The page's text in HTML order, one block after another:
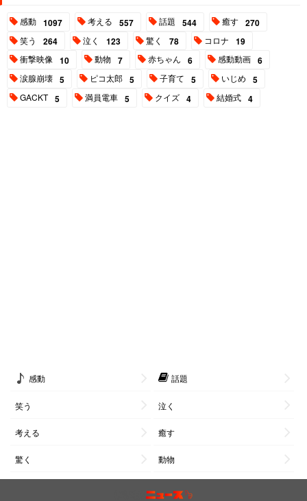
感動 1097 考える 557 話題 544 癒す 270
笑う 264 泣く 123 驚く 78 コロナ 19
衝撃映像 10 動物 7 赤ちゃん 6 感動動画 6
涙腺崩壊 5 ピコ太郎 5 子育て 5 いじめ 5
GACKT 5 満員電車 5 クイズ 4 結婚式 4
感動 話題
笑う 泣く
考える 癒す
驚く 動物